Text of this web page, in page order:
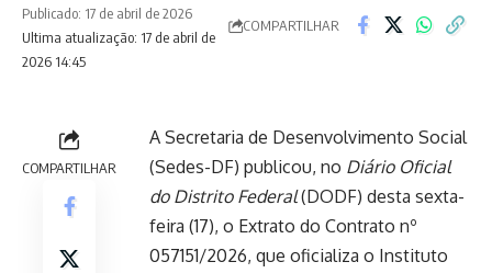
Ultima atualização: 17 de abril de
2026 14:45
Publicado: 17 de abril de 2026
COMPARTILHAR
COMPARTILHAR
A Secretaria de Desenvolvimento Social
(Sedes-DF) publicou, no Diário Oficial
do Distrito Federal(DODF) desta sexta-
feira (17), o Extrato do Contrato nº
057151/2026, que oficializa o Instituto